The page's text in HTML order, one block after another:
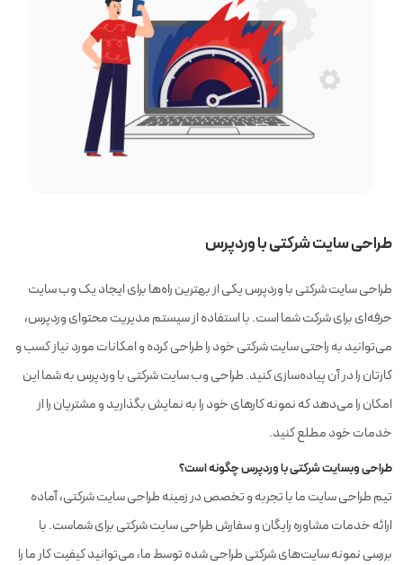
طراحی سایت شرکتی با وردپرس
طراحی سایت شرکتی با وردپرس یکی از بهترین راه‌ها برای ایجاد یک وب سایت
حرفه‌ای برای شرکت شما است. با استفاده از سیستم مدیریت محتوای وردپرس،
می‌توانید به راحتی سایت شرکتی خود را طراحی کرده و امکانات مورد نیاز کسب و
کارتان را در آن پیاده‌سازی کنید. طراحی وب سایت شرکتی با وردپرس به شما این
امکان را می‌دهد که نمونه کارهای خود را به نمایش بگذارید و مشتریان را از
خدمات خود مطلع کنید.
طراحی وبسایت شرکتی با وردپرس چگونه است؟
تیم طراحی سایت ما با تجربه و تخصص در زمینه طراحی سایت شرکتی، آماده
ارائه خدمات مشاوره رایگان و سفارش طراحی سایت شرکتی برای شماست. با
بررسی نمونه سایت‌های شرکتی طراحی شده توسط ما، می‌توانید کیفیت کار ما را